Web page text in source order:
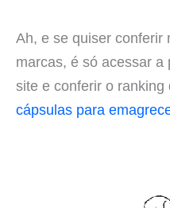
Ah, e se quiser conferir
marcas, é só acessar
site e conferir o ranking
cápsulas para